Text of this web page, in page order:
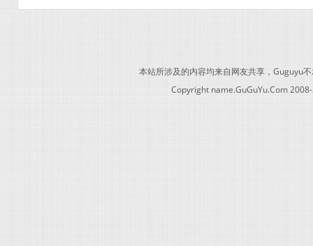
本站所涉及的内容均来自网友共享，Guguyu
Copyright name.GuGuYu.Com